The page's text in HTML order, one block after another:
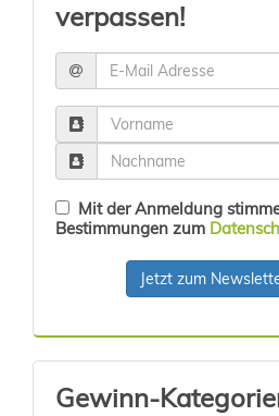
verpassen!
Mit der Anmeldung
Bestimmungen zum
Jetzt zum
Gewinn-